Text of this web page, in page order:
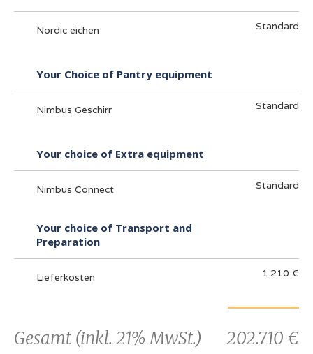
Nordic eichen Standard
Your Choice of Pantry equipment
Nimbus Geschirr Standard
Your choice of Extra equipment
Nimbus Connect Standard
Your choice of Transport and
Preparation
Lieferkosten 1.210 €
Gesamt (inkl. 21% MwSt.) 202.710 €